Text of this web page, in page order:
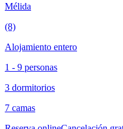
Mélida
(8)
Alojamiento entero
1 - 9 personas
3 dormitorios
7 camas